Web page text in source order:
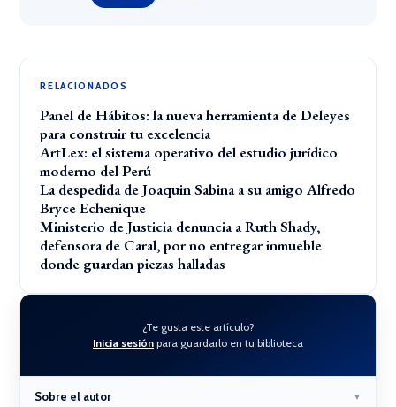
RELACIONADOS
Panel de Hábitos: la nueva herramienta de Deleyes
para construir tu excelencia
ArtLex: el sistema operativo del estudio jurídico
moderno del Perú
La despedida de Joaquin Sabina a su amigo Alfredo
Bryce Echenique
Ministerio de Justicia denuncia a Ruth Shady,
defensora de Caral, por no entregar inmueble
donde guardan piezas halladas
¿Te gusta este artículo?
Inicia sesión para guardarlo en tu biblioteca
Sobre el autor ▼